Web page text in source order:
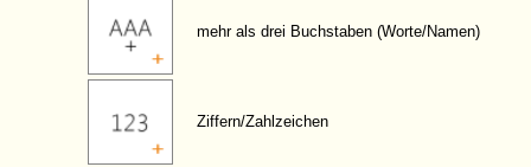
mehr als drei Buchstaben (Worte/Namen)
Ziffern/Zahlzeichen